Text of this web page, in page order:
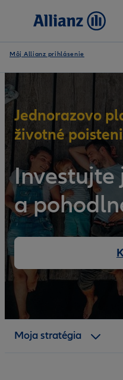
Môj Allianz prihlásenie
Jednorazovo
životné
Investujte
a
Moja stratégia
Kontaktný formulár